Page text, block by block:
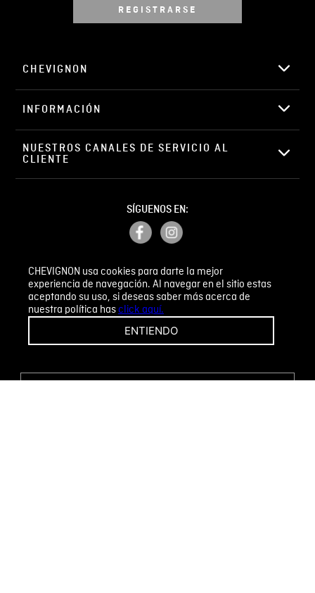
CHEVIGNON usa cookies para darte la mejor
experiencia de navegación. Al navegar en el sitio estas
aceptando su uso, si deseas saber más acerca de
nuestra política hasclick aquí.
ENTIENDO
ENVIAR COMENTARIO
REGISTRARSE
CHEVIGNON
INFORMACIÓN
NUESTROS CANALES DE SERVICIO AL
CLIENTE
SÍGUENOS EN:
PETICIONES, QUEJAS Y RECLAMOS
¡CAMBIOS Y DEVOLUCIONES FÁCILES!